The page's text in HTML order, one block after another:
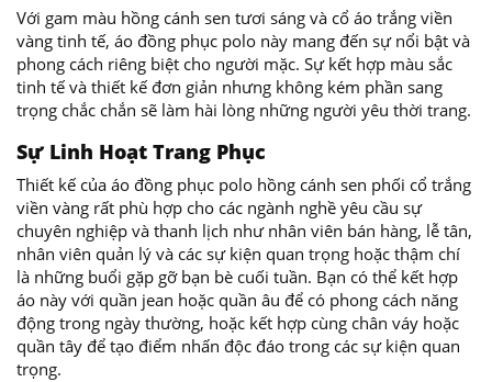
Với gam màu hồng cánh sen tươi sáng và cổ áo trắng viền
vàng tinh tế, áo đồng phục polo này mang đến sự nổi bật và
phong cách riêng biệt cho người mặc. Sự kết hợp màu sắc
tinh tế và thiết kế đơn giản nhưng không kém phần sang
trọng chắc chắn sẽ làm hài lòng những người yêu thời trang.
Sự Linh Hoạt Trang Phục
Thiết kế của áo đồng phục polo hồng cánh sen phối cổ trắng
viền vàng rất phù hợp cho các ngành nghề yêu cầu sự
chuyên nghiệp và thanh lịch như nhân viên bán hàng, lễ tân,
nhân viên quản lý và các sự kiện quan trọng hoặc thậm chí
là những buổi gặp gỡ bạn bè cuối tuần. Bạn có thể kết hợp
áo này với quần jean hoặc quần âu để có phong cách năng
động trong ngày thường, hoặc kết hợp cùng chân váy hoặc
quần tây để tạo điểm nhấn độc đáo trong các sự kiện quan
trọng.